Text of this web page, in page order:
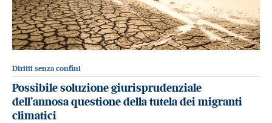
Diritti senza confini
Possibile soluzione giurisprudenziale
dell’annosa questione della tutela dei migranti
climatici